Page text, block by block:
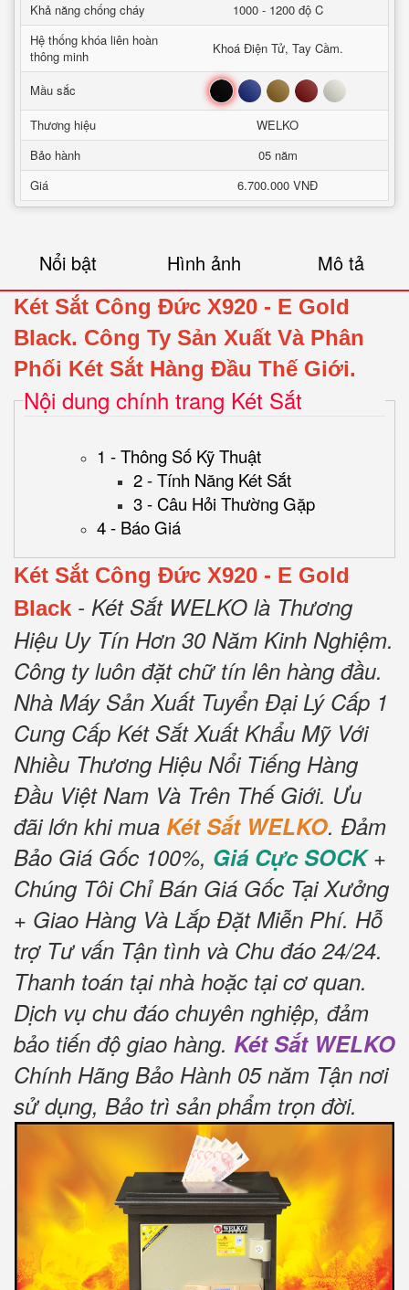
Khả năng chống cháy
1000 - 1200 độ C
Hệ thống khóa liên hoàn
thông minh
Khoá Điện Tử, Tay Cầm.
Mầu sắc Đen Xanh Nâu Đỏ Trắng
Thương hiệu
WELKO
Bảo hành
05 năm
Giá
6.700.000 VNĐ
Nổi bật Hình ảnh Mô tả
Két Sắt Công Đức X920 - E Gold
Black. Công Ty Sản Xuất Và Phân
Phối Két Sắt Hàng Đầu Thế Giới.
Nội dung chính trang Két Sắt
1 - Thông Số Kỹ Thuật
2 - Tính Năng Két Sắt
3 - Câu Hỏi Thường Gặp
4 - Báo Giá
Két Sắt Công Đức X920 - E Gold
Black - Két Sắt WELKO là Thương
Hiệu Uy Tín Hơn 30 Năm Kinh Nghiệm.
Công ty luôn đặt chữ tín lên hàng đầu.
Nhà Máy Sản Xuất Tuyển Đại Lý Cấp 1
Cung Cấp Két Sắt Xuất Khẩu Mỹ Với
Nhiều Thương Hiệu Nổi Tiếng Hàng
Đầu Việt Nam Và Trên Thế Giới. Ưu
đãi lớn khi mua Két Sắt WELKO. Đảm
Bảo Giá Gốc 100%, Giá Cực SOCK+
Chúng Tôi Chỉ Bán Giá Gốc Tại Xưởng
+ Giao Hàng Và Lắp Đặt Miễn Phí. Hỗ
trợ Tư vấn Tận tình và Chu đáo 24/24.
Thanh toán tại nhà hoặc tại cơ quan.
Dịch vụ chu đáo chuyên nghiệp, đảm
bảo tiến độ giao hàng. Két Sắt WELKO
Chính Hãng Bảo Hành 05 năm Tận nơi
sử dụng, Bảo trì sản phẩm trọn đời.